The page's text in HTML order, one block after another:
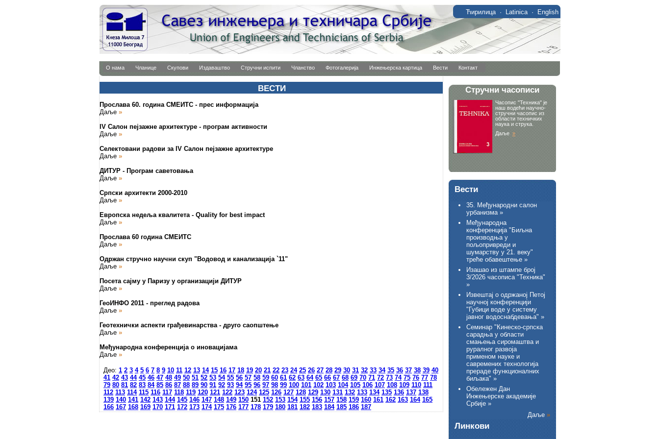
Ћирилица· Latinica· English
О нама Чланице Скупови Издаваштво Стручни испити Чланство Фотогалерија Инжењерска картица Вести Контакт
ВЕСТИ
Прослава 60. година СМЕИТС - прес информација
Даље »
IV Салон пејзажне архитектуре - програм активности
Даље »
Селектовани радови за IV Салон пејзажне архитектуре
Даље »
ДИТУР - Програм саветовања
Даље »
Српски архитекти 2000-2010
Даље »
Европска недеља квалитета - Quality for best impact
Даље »
Прослава 60 година СМЕИТС
Даље »
Одржан стручно научни скуп "Водовод и канализација `11"
Даље »
Посета сајму у Паризу у организацији ДИТУР
Даље »
ГеоИНФО 2011 - преглед радова
Даље »
Геотехнички аспекти грађевинарства - друго саопштење
Даље »
Међународна конференција о иновацијама
Даље »
Део: 1 2 3 4 5 6 7 8 9 10 11 12 13 14 15 16 17 18 19 20 21 22 23 24 25 26 27 28 29 30 31 32 33 34 35 36 37 38 39 40
41 42 43 44 45 46 47 48 49 50 51 52 53 54 55 56 57 58 59 60 61 62 63 64 65 66 67 68 69 70 71 72 73 74 75 76 77 78
79 80 81 82 83 84 85 86 87 88 89 90 91 92 93 94 95 96 97 98 99 100 101 102 103 104 105 106 107 108 109 110 111
112 113 114 115 116 117 118 119 120 121 122 123 124 125 126 127 128 129 130 131 132 133 134 135 136 137 138
139 140 141 142 143 144 145 146 147 148 149 150 151 152 153 154 155 156 157 158 159 160 161 162 163 164 165
166 167 168 169 170 171 172 173 174 175 176 177 178 179 180 181 182 183 184 185 186 187
Вести
35. Међународни салон
урбанизма »
Међународна
конференција "Биљна
производња у
пољопривреди и
шумарству у 21. веку"
треће обавештење »
Изашао из штампе број
3/2026 часописа "Техника"
»
Извештај о одржаној Петој
научној конференцији
"Губици воде у систему
јавног водоснабдевања" »
Семинар "Кинеско-српска
сарадња у области
смањења сиромаштва и
руралног развоја
применом науке и
савремених технологија
прераде функционалних
биљака" »
Обележен Дан
Инжењерске академије
Србије »
Даље »
Линкови